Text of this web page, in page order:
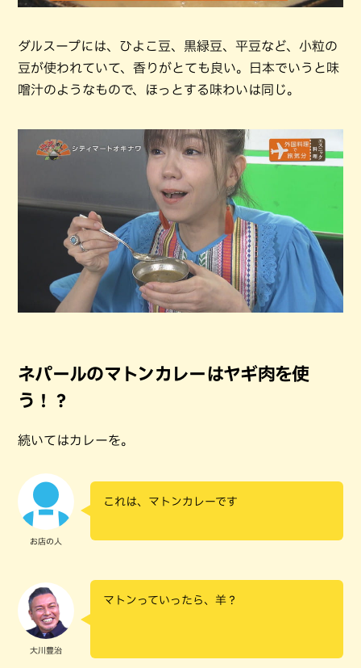
ダルスープには、ひよこ豆、黒緑豆、平豆など、小粒の
豆が使われていて、香りがとても良い。日本でいうと味
噌汁のようなもので、ほっとする味わいは同じ。
ネパールのマトンカレーはヤギ肉を使
う！？
続いてはカレーを。
お店の人
これは、マトンカレーです
大川豊治
マトンっていったら、羊？